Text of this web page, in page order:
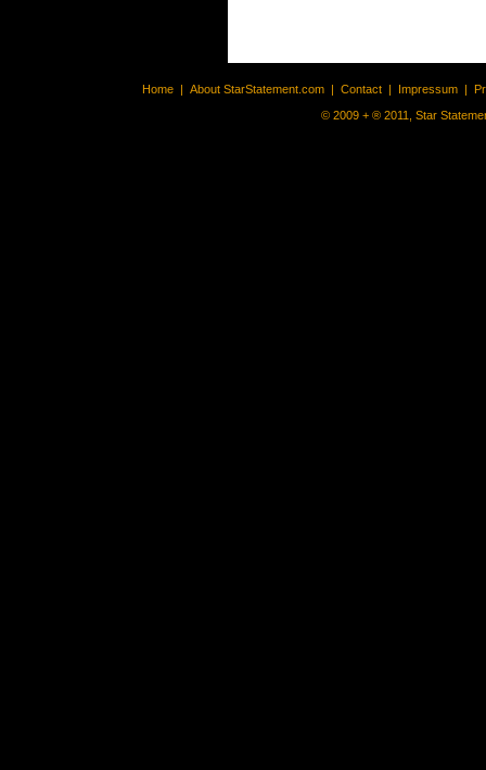
Home | About StarStatement.com | Contact | Impressum |
© 2009 + ® 2011, Star